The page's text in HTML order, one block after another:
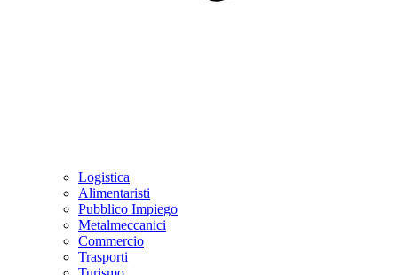
Logistica
Alimentaristi
Pubblico Impiego
Metalmeccanici
Commercio
Trasporti